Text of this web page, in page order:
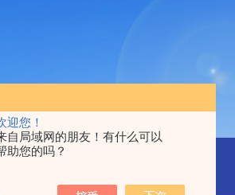
迎您！
自局域网的朋友！有什么可以
助您的吗？
米120吨温岭装一台16米100吨地磅多少